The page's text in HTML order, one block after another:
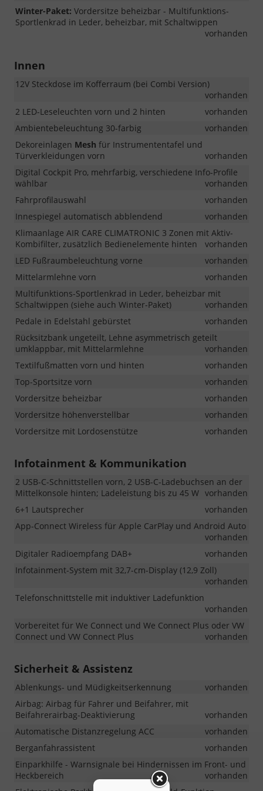
Winter-Paket: Vordersitze beheizbar - Multifunktions-
Sportlenkrad in Leder, beheizbar, mit Schaltwippen
vorhanden
Innen
12V Steckdose im Kofferraum (bei Combi Version)
vorhanden
2 LED-Leseleuchten vorn und 2 hinten
vorhanden
Ambientebeleuchtung 30-farbig
vorhanden
Dekoreinlagen Mesh für Instrumententafel und
Türverkleidungen vorn
vorhanden
Digital Cockpit Pro, mehrfarbig, verschiedene Info-Profile
wählbar
vorhanden
Fahrprofilauswahl
vorhanden
Innespiegel automatisch abblendend
vorhanden
Klimaanlage AIR CARE CLIMATRONIC 3 Zonen mit Aktiv-
Kombifilter, zusätzlich Bedienelemente hinten
vorhanden
LED Fußraumbeleuchtung vorne
vorhanden
Mittelarmlehne vorn
vorhanden
Multifunktions-Sportlenkrad in Leder, beheizbar mit
Schaltwippen (siehe auch Winter-Paket)
vorhanden
Pedale in Edelstahl gebürstet
vorhanden
Rücksitzbank ungeteilt, Lehne asymmetrisch geteilt
umklappbar, mit Mittelarmlehne
vorhanden
Textilfußmatten vorn und hinten
vorhanden
Top-Sportsitze vorn
vorhanden
Vordersitze beheizbar
vorhanden
Vordersitze höhenverstellbar
vorhanden
Vordersitze mit Lordosenstütze
vorhanden
Infotainment & Kommunikation
2 USB-C-Schnittstellen vorn, 2 USB-C-Ladebuchsen an der
Mittelkonsole hinten; Ladeleistung bis zu 45 W vorhanden
6+1 Lautsprecher
vorhanden
App-Connect Wireless für Apple CarPlay und Android Auto
vorhanden
Digitaler Radioempfang DAB+
vorhanden
Infotainment-System mit 32,7-cm-Display (12,9 Zoll)
vorhanden
Telefonschnittstelle mit induktiver Ladefunktion
vorhanden
Vorbereitet für We Connect und We Connect Plus oder VW
Connect und VW Connect Plus
vorhanden
Sicherheit & Assistenz
Ablenkungs- und Müdigkeitserkennung
vorhanden
Airbag: Airbag für Fahrer und Beifahrer, mit
Beifahrerairbag-Deaktivierung
vorhanden
Automatische Distanzregelung ACC
vorhanden
Berganfahrassistent
vorhanden
Einparkhilfe - Warnsignale bei Hindernissen im Front- und
Heckbereich
vorhanden